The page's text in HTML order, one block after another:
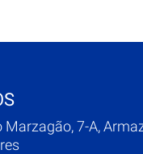
Marzagão, 7-A,